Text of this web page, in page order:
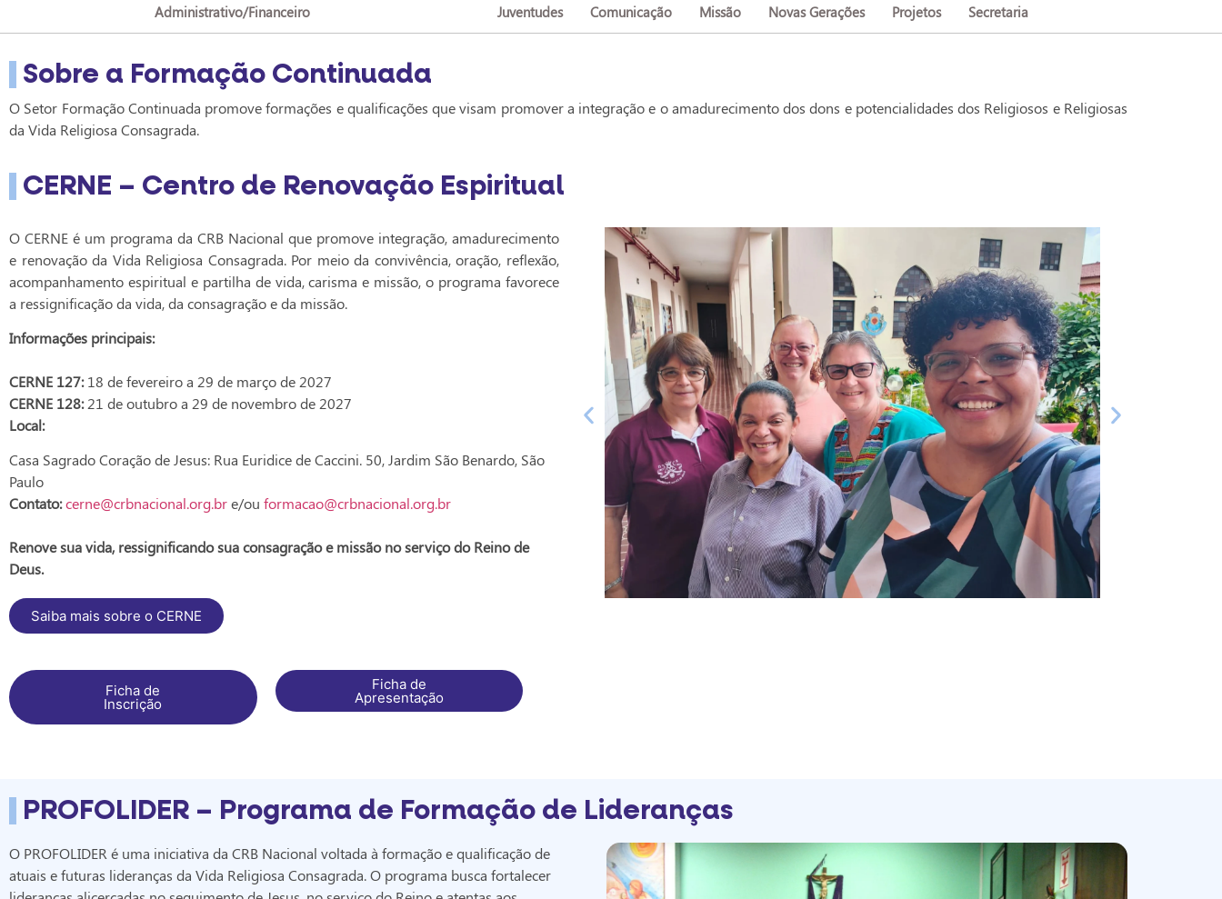
Administrativo/Financeiro Juventudes Comunicação Missão Novas Gerações Projetos Secretaria
Sobre a Formação Continuada
O Setor Formação Continuada promove formações e qualificações que visam promover a integração e o amadurecimento dos dons e potencialidades dos Religiosos e Religiosas
da Vida Religiosa Consagrada.
CERNE – Centro de Renovação Espiritual
O CERNE é um programa da CRB Nacional que promove integração, amadurecimento
e renovação da Vida Religiosa Consagrada. Por meio da convivência, oração, reflexão,
acompanhamento espiritual e partilha de vida, carisma e missão, o programa favorece
a ressignificação da vida, da consagração e da missão.
Informações principais:
CERNE 127:18 de fevereiro a 29 de março de 2027
CERNE 128:21 de outubro a 29 de novembro de 2027
Local:
Casa Sagrado Coração de Jesus: Rua Euridice de Caccini. 50, Jardim São Benardo, São
Paulo
Contato:cerne@crbnacional.org.bre/ou formacao@crbnacional.org.br
Renove sua vida, ressignificando sua consagração e missão no serviço do Reino de
Deus.
Saiba mais sobre o CERNE
Ficha de
Inscrição
Ficha de
Apresentação
PROFOLIDER – Programa de Formação de Lideranças
O PROFOLIDER é uma iniciativa da CRB Nacional voltada à formação e qualificação de
atuais e futuras lideranças da Vida Religiosa Consagrada. O programa busca fortalecer